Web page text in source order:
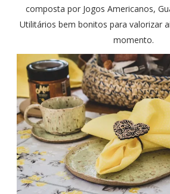
composta por Jogos Americanos,
Utilitários bem bonitos para valorizar
momento.